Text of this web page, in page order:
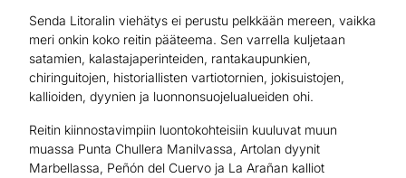
Senda Litoralin viehätys ei perustu pelkkään mereen, vaikka
meri onkin koko reitin pääteema. Sen varrella kuljetaan
satamien, kalastajaperinteiden, rantakaupunkien,
chiringuitojen, historiallisten vartiotornien, jokisuistojen,
kallioiden, dyynien ja luonnonsuojelualueiden ohi.
Reitin kiinnostavimpiin luontokohteisiin kuuluvat muun
muassa Punta Chullera Manilvassa, Artolan dyynit
Marbellassa, Peñón del Cuervo ja La Arañan kalliot